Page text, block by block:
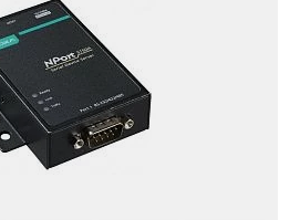
USB
485, повторители MBus
USB
(хабы)
/ хабы